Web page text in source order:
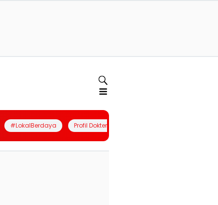
#LokalBerdaya Profil Dokter